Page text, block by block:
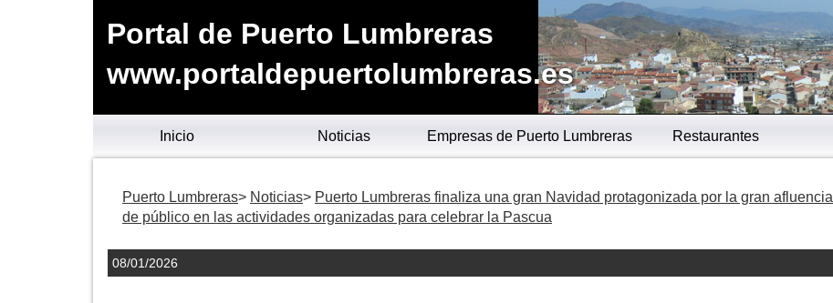
Portal de Puerto Lumbreras
www.portaldepuertolumbreras.es
Inicio Noticias Empresas de Puerto Lumbreras Restaurantes
Puerto Lumbreras Noticias
Puerto Lumbreras finaliza una gran Navidad protagonizada por la gran afluencia
de público en las actividades organizadas para celebrar la Pascua
08/01/2026